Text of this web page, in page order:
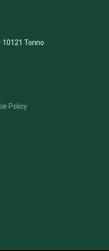
10121 Torino
Policy